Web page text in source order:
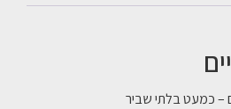
– כמעט בלתי שביר